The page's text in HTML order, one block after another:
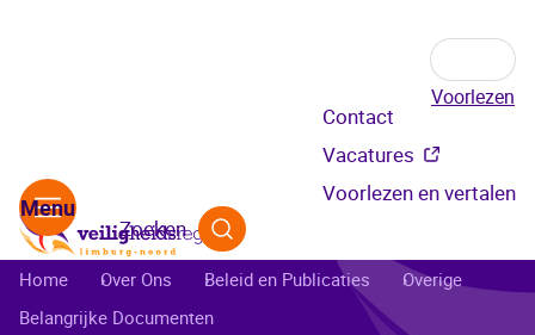
Voorlezen
Secundair
menu
Contact
Vacatures
Voorlezen en vertalen
Zoeken
Kruimelpad
Home Over Ons Beleid en Publicaties
Overige
Belangrijke Documenten